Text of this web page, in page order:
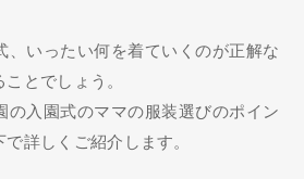
、いったい何を着ていくのが正解な
とでしょう。
の入園式のママの服装選びのポイン
詳しくご紹介します。